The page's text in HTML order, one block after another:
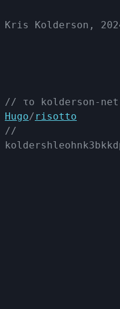
Kris Kolderson,
// το kolderson-net
Hugo/ risotto
//